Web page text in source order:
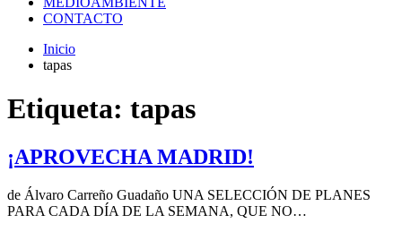
CONTACTO
Inicio
tapas
Etiqueta: tapas
¡APROVECHA MADRID!
de Álvaro Carreño Guadaño UNA SELECCIÓN DE PLANES
PARA CADA DÍA DE LA SEMANA, QUE NO…